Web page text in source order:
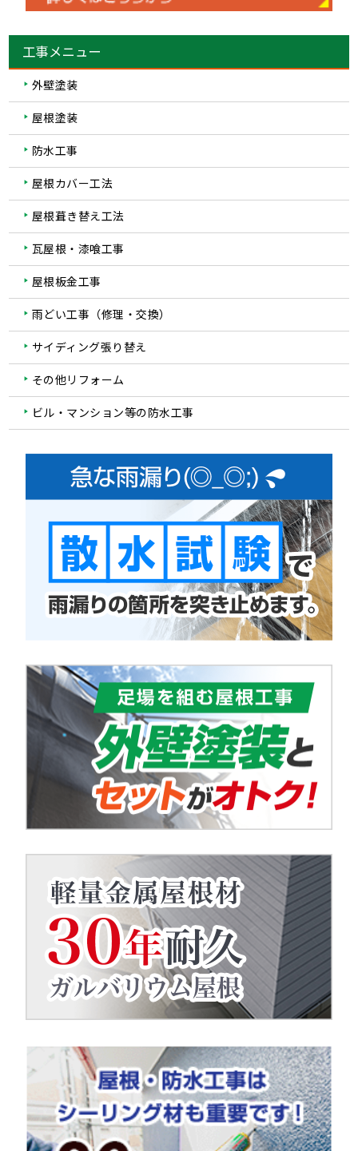
工事メニュー
外壁塗装
屋根塗装
防水工事
屋根カバー工法
屋根葺き替え工法
瓦屋根・漆喰工事
屋根板金工事
雨どい工事（修理・交換）
サイディング張り替え
その他リフォーム
ビル・マンション等の防水工事